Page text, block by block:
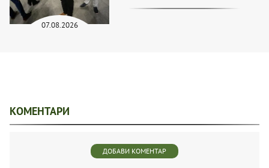
07.08.2026
КОМЕНТАРИ
ДОБАВИ КОМЕНТАР